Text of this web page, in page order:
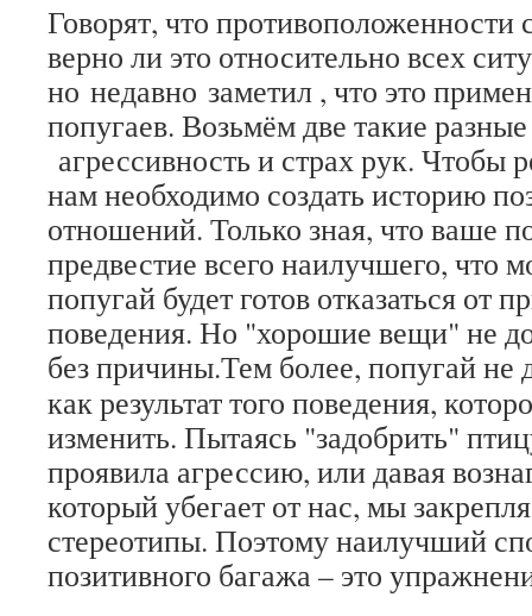
Говорят, что противоположенности
верно ли это относительно всех
но недавно заметил , что это
попугаев. Возьмём две такие
агрессивность и страх рук.
нам необходимо создать историю
отношений. Только зная, что ваше
предвестие всего наилучшего, что
попугай будет готов отказаться от
поведения. Но "хорошие вещи" не
без причины.Тем более, попугай не
как результат того поведения,
изменить. Пытаясь "задобрить"
проявила агрессию, или давая
который убегает от нас, мы
стереотипы. Поэтому наилучший
позитивного багажа – это